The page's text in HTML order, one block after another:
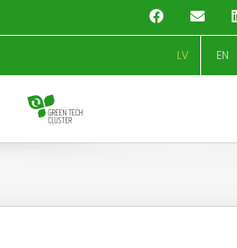
Facebook
LV EN